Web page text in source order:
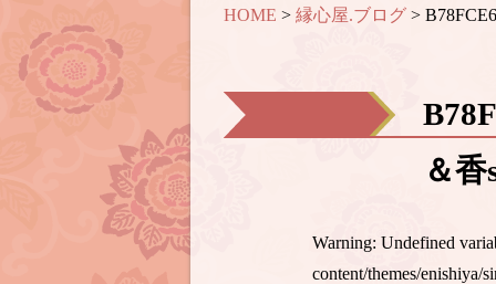
HOME > 縁心屋.ブログ >
＆
Warning: Undefined
content/themes/enishiya/